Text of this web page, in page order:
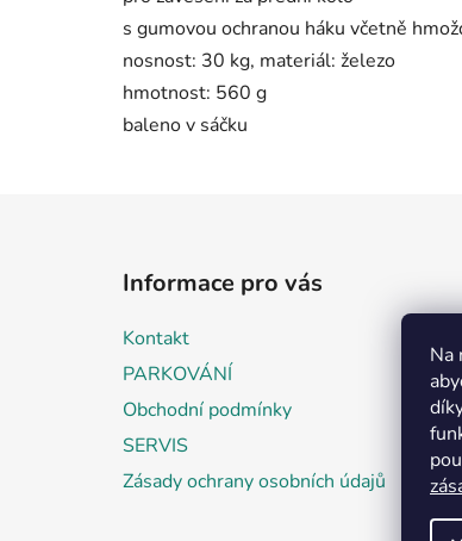
Na
s gumovou ochranou háku včetně
nosnost: 30 kg, materiál: železo
hmotnost: 560 g
baleno v sáčku
Informace pro vás
Kontakt
PARKOVÁNÍ
Obchodní podmínky
SERVIS
Zásady ochrany osobních údajů